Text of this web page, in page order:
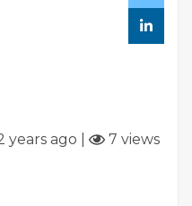
years ago
7 views